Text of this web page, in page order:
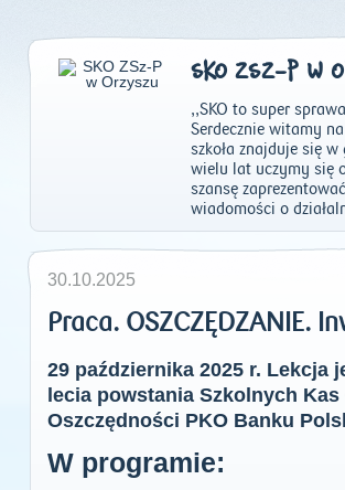
SKO ZSZ-P W
,,SKO to super
Serdecznie witamy
szkoła znajduje się
wielu lat uczymy się
szansę
wiadomości o
30.10.2025
Praca. OSZCZĘDZANIE.
29 października 2025 r. Lekcja
lecia powstania Szkolnych
Oszczędności PKO Banku
W programie: